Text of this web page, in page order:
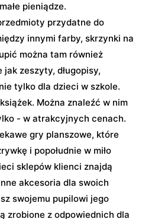
pieniądze.
przydatne do
innymi farby, skrzynki na
można tam również
zeszyty, długopisy,
tylko dla dzieci w szkole.
Można znaleźć w nim
- w atrakcyjnych cenach.
gry planszowe, które
i popołudnie w miło
sklepów klienci znajdą
akcesoria dla swoich
swojemu pupilowi jego
zrobione z odpowiednich dla